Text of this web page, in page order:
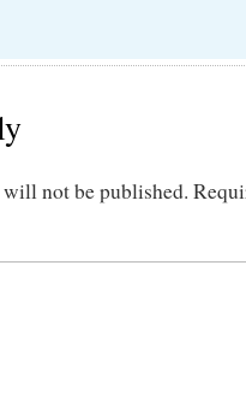
not be published.